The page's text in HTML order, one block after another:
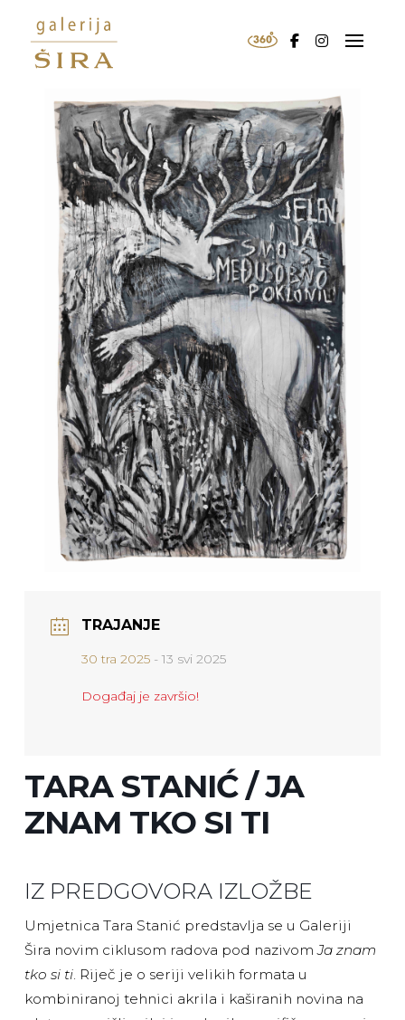
TRAJANJE
30 tra 2025- 13 svi 2025
Događaj je završio!
TARA STANIĆ / JA
ZNAM TKO SI TI
IZ PREDGOVORA IZLOŽBE
Umjetnica Tara Stanić predstavlja se u Galeriji
Šira novim ciklusom radova pod nazivomJa znam
tko si ti. Riječ je o seriji velikih formata u
kombiniranoj tehnici akrila i kaširanih novina na